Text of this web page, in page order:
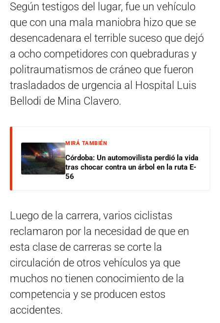
Según testigos del lugar, fue un vehículo
que con una mala maniobra hizo que se
desencadenara el terrible suceso que dejó
a ocho competidores con quebraduras y
politraumatismos de cráneo que fueron
trasladados de urgencia al Hospital Luis
Bellodi de Mina Clavero.
MIRÁ TAMBIÉN
Córdoba: Un automovilista perdió la vida
tras chocar contra un árbol en la ruta E-
56
Luego de la carrera, varios ciclistas
reclamaron por la necesidad de que en
esta clase de carreras se corte la
circulación de otros vehículos ya que
muchos no tienen conocimiento de la
competencia y se producen estos
accidentes.